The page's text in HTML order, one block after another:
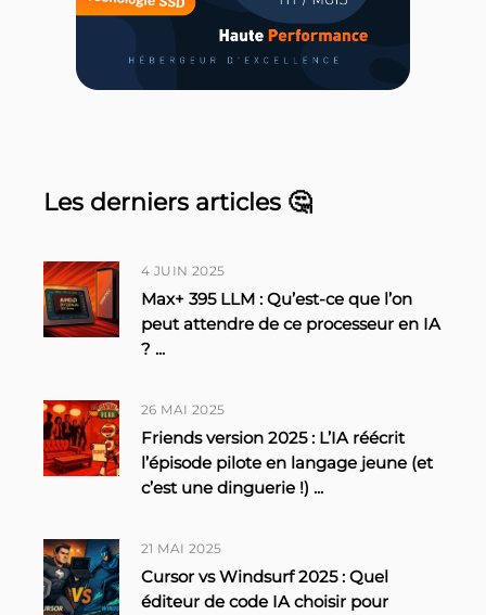
Les derniers articles 🤔
4 JUIN 2025
Max+ 395 LLM : Qu’est-ce que l’on
peut attendre de ce processeur en IA
? ...
26 MAI 2025
Friends version 2025 : L’IA réécrit
l’épisode pilote en langage jeune (et
c’est une dinguerie !) ...
21 MAI 2025
Cursor vs Windsurf 2025 : Quel
éditeur de code IA choisir pour